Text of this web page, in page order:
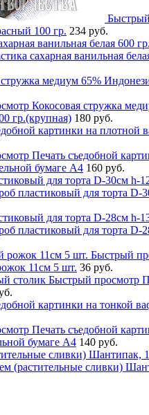
100 гр. 234 руб.
сахарная ванильная
Кокосовая стружка
гр.(крупная) 180 руб.
Печать съедобной
бумаге А4 160 руб.
пластиковый для торта D-
пластиковый для торта D-
Быстрый
11см 5 шт. 36 руб.
Быстрый просмотр
Печать съедобной
бумаге А4 140 руб.
(растительные сливки)